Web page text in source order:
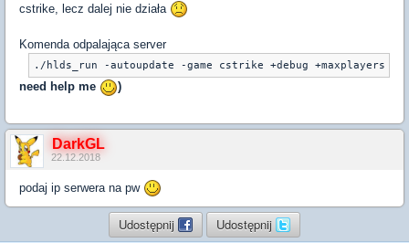
cstrike, lecz dalej nie działa
Komenda odpalająca server
./hlds_run -autoupdate -game cstrike +debug +maxplayers
need help me )
DarkGL
22.12.2018
podaj ip serwera na pw
Udostępnij Udostępnij